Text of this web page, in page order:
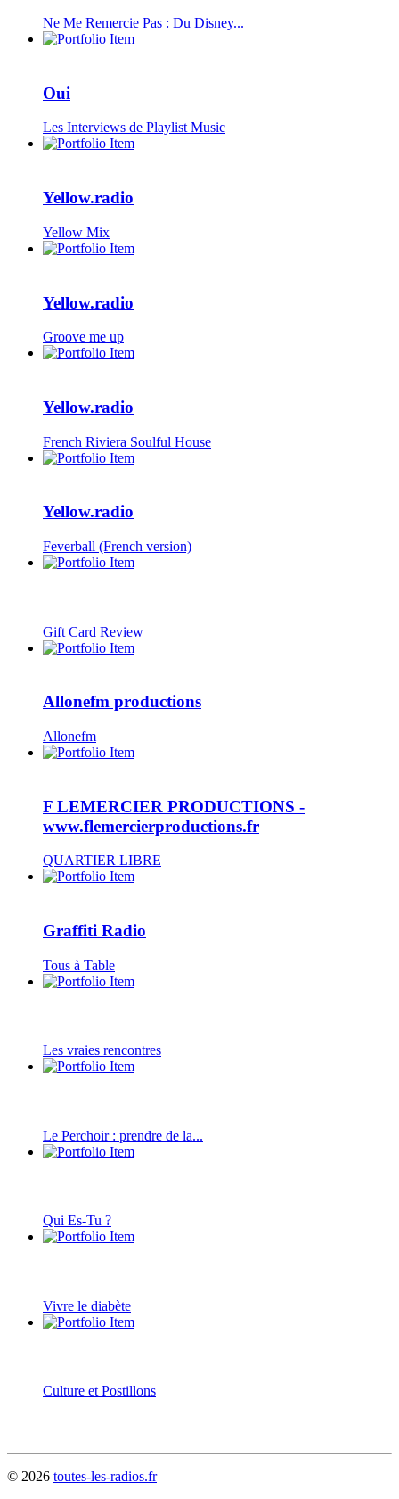
Ne Me Remercie Pas : Du Disney...
Oui
Les Interviews de Playlist Music
Yellow.radio
Yellow Mix
Yellow.radio
Groove me up
Yellow.radio
French Riviera Soulful House
Yellow.radio
Feverball (French version)
Gift Card Review
Allonefm productions
Allonefm
F LEMERCIER PRODUCTIONS -
www.flemercierproductions.fr
QUARTIER LIBRE
Graffiti Radio
Tous à Table
Les vraies rencontres
Le Perchoir : prendre de la...
Qui Es-Tu ?
Vivre le diabète
Culture et Postillons
© 2026 toutes-les-radios.fr